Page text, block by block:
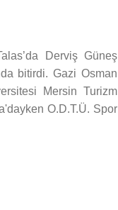
Derviş Güneş
bitirdi. Gazi Osman
Mersin Turizm
O.D.T.Ü. Spor